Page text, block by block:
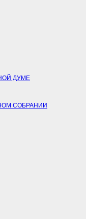
ДУМЕ
СОБРАНИИ